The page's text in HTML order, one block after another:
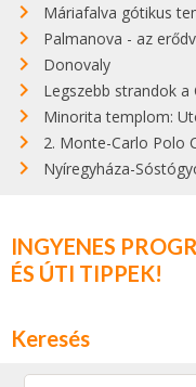
Máriafalva gótikus
Palmanova - az
Donovaly
Legszebb strandok a
Minorita templom:
2. Monte-Carlo Polo
Nyíregyháza-
INGYENES
ÉS ÚTI TIPPEK!
Keresés